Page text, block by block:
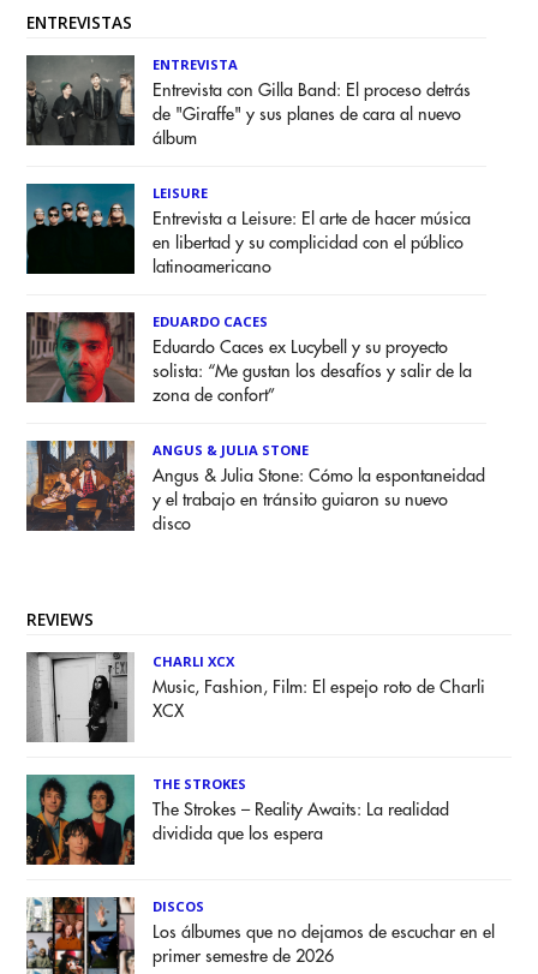
ENTREVISTAS
ENTREVISTA
Entrevista con Gilla Band: El proceso detrás
de "Giraffe" y sus planes de cara al nuevo
álbum
LEISURE
Entrevista a Leisure: El arte de hacer música
en libertad y su complicidad con el público
latinoamericano
EDUARDO CACES
Eduardo Caces ex Lucybell y su proyecto
solista: “Me gustan los desafíos y salir de la
zona de confort”
ANGUS & JULIA STONE
Angus & Julia Stone: Cómo la espontaneidad
y el trabajo en tránsito guiaron su nuevo
disco
REVIEWS
CHARLI XCX
Music, Fashion, Film: El espejo roto de Charli
XCX
THE STROKES
The Strokes – Reality Awaits: La realidad
dividida que los espera
DISCOS
Los álbumes que no dejamos de escuchar en el
primer semestre de 2026